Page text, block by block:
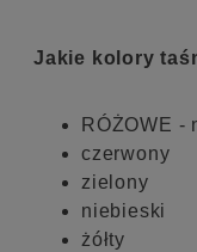
Jakie kolory
RÓŻOWE -
czerwony
zielony
niebieski
żółty